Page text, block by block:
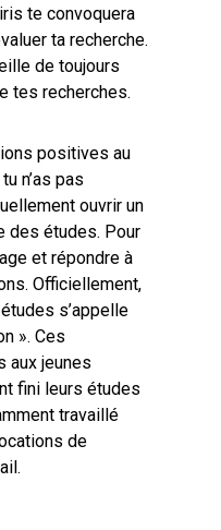
te convoquera
ta recherche.
de toujours
tes recherches.
positives au
n’as pas
ouvrir un
des études. Pour
et répondre à
Officiellement,
s’appelle
». Ces
aux jeunes
fini leurs études
travaillé
de